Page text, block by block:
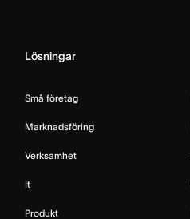
Lösningar
Små företag
Marknadsföring
Verksamhet
It
Produkt